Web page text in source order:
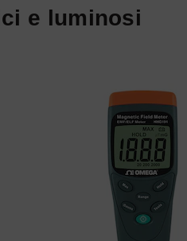
e luminosi